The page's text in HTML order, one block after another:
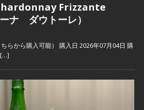
Frizzante
ナ ダウトーレ）
らから購入可能） 購入日 2026年07月04日 購
[…]